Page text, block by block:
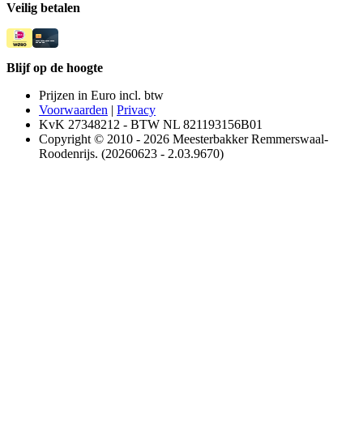
Veilig betalen
Blijf op de hoogte
Prijzen in Euro incl. btw
Voorwaarden | Privacy
KvK 27348212 - BTW NL 821193156B01
Copyright © 2010 - 2026 Meesterbakker Remmerswaal-
Roodenrijs. (20260623 - 2.03.9670)